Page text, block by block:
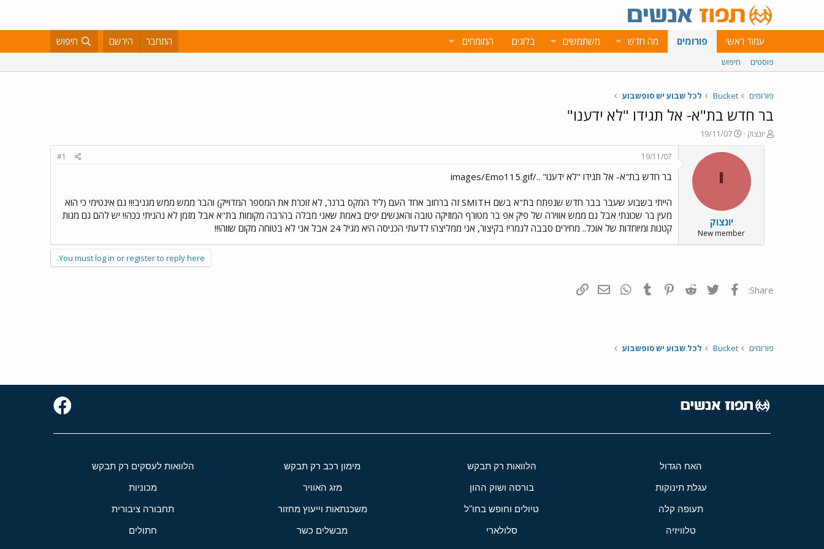
עמוד ראשי פורומים מה חדש משתמשים בלוגים המומחים התחבר הירשם חיפוש
פוסטים חיפוש
פורומים Bucket לכל שבוע יש סופשבוע
בר חדש בת"א- אל תגידו "לא ידענו"
פ
ו
יונצוק
פ
ו
ר
א
ר
י
ך
19/11/07
י
יונצוק
New member
19/11/07
#1
בר חדש בת"א- אל תגידו "לא ידענו" ../images/Emo115.gif
הייתי בשבוע שעבר בבר חדש שנפתח בת"א בשם SMITH זה ברחוב אחד העם (ליד המקס ברנר, לא זוכרת את המספר המדוייק) והבר ממש ממש מגניב!!! גם אינטימי כי הוא
מעין בר שכונתי אבל גם ממש אווירה של פיק אפ בר מטורף המוזיקה טובה והאנשים יפים באמת שאני מבלה בהרבה מקומות בת"א אבל מזמן לא נהניתי ככה!! יש להם גם מנות
קטנות ומיוחדות של אוכל.. מחירים סבבה לגמרי! בקיצור, אני ממליצה! לדעתי הכניסה היא מגיל 24 אבל אני לא בטוחה מקום שווה!!!
You must log in or register to reply here.
Share: פייסבוק Twitter
Reddit
Pinterest
Tumblr
WhatsAppדואר אלקטרוני
פורומים Bucket לכל שבוע יש סופשבוע
האח הגדול הלוואות רק תבקש מימון רכב רק תבקש הלוואות לעסקים רק תבקש
עגלת תינוקות בורסה ושוק ההון מזג האוויר מכוניות
תעופה קלה טיולים וחופש בחו"ל משכנתאות וייעוץ מחזור תחבורה ציבורית
טלוויזיה סלולארי מבשלים כשר חתולים